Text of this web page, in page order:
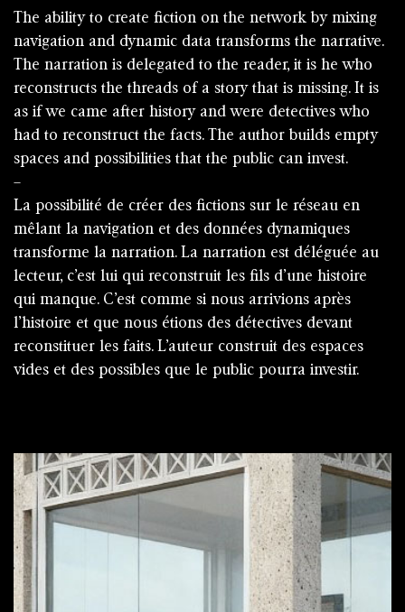
The ability to create fiction on the network by mixing
navigation and dynamic data transforms the narrative.
The narration is delegated to the reader, it is he who
reconstructs the threads of a story that is missing. It is
as if we came after history and were detectives who
had to reconstruct the facts. The author builds empty
spaces and possibilities that the public can invest.
–
La possibilité de créer des fictions sur le réseau en
mêlant la navigation et des données dynamiques
transforme la narration. La narration est déléguée au
lecteur, c’est lui qui reconstruit les fils d’une histoire
qui manque. C’est comme si nous arrivions après
l’histoire et que nous étions des détectives devant
reconstituer les faits. L’auteur construit des espaces
vides et des possibles que le public pourra investir.